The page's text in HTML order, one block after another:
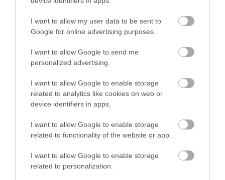
I want to allow my user data to be sent to
Google for online advertising purposes.
I want to allow Google to send me
personalized advertising.
I want to allow Google to enable storage
related to analytics like cookies on web or
device identifiers in apps.
I want to allow Google to enable storage
related to functionality of the website or app.
I want to allow Google to enable storage
related to personalization.
A flottakezelés jövője: trendek, lehetőségek,
kihívások egy volatilis piacon
Mit nyerhetnek a kkv-k a lízinggel, mire érdemes figyelni
szerződéskötés előtt? Kiss Zoltánnal, a Raiffeisen Lízing
üzletágvezetőjével, és Vér Zoltánnal, a Raiffeisen Lízing
értékesítési vezetőjével…